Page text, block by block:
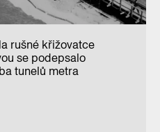
rušné křižovatce
se podepsalo
tunelů metra